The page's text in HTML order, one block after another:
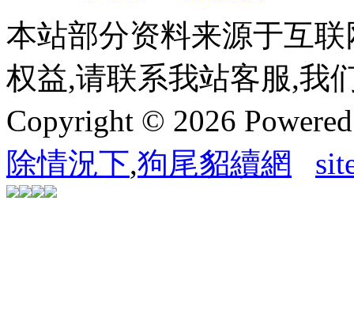
本站部分资料来源于互
权益,请联系我站客服,我
Copyright © 2026
除情況下,狗尾貂續網